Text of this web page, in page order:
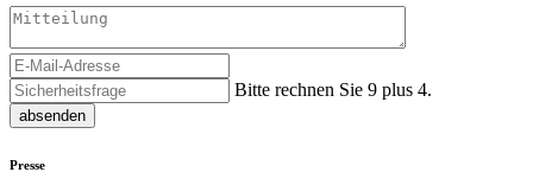
Bitte rechnen Sie 9 plus 4.
absenden
Presse